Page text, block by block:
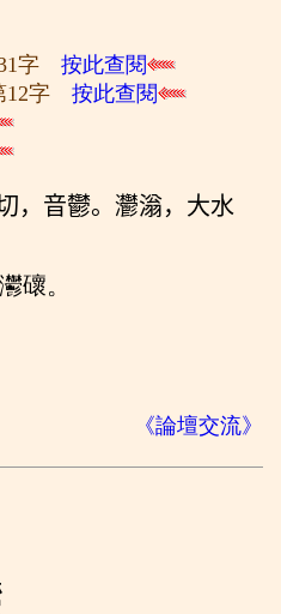
31字按此查閱
12字按此查閱
，音鬱。灪滃，大水
䃶。
《論壇交流》